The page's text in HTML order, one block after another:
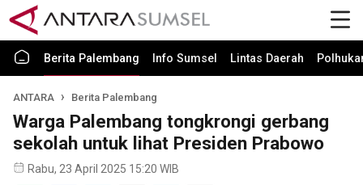
Berita Palembang Info Sumsel Lintas Daerah
ANTARA Berita Palembang
Warga Palembang tongkrongi gerbang
sekolah untuk lihat Presiden Prabowo
Rabu, 23 April 2025 15:20 WIB